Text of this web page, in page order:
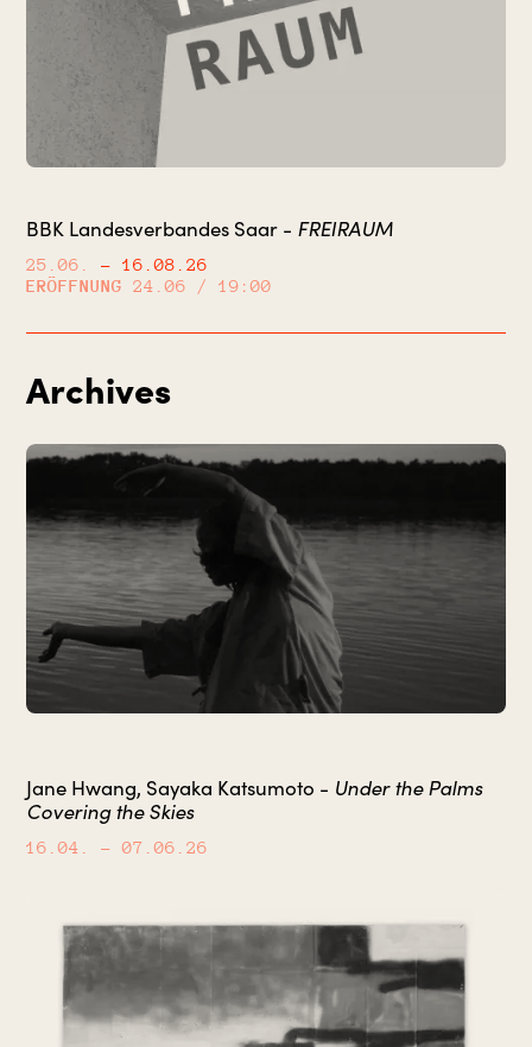
BBK Landesverbandes Saar - FREIRAUM
25.06.
– 16.08.26
ERÖFFNUNG
24.06 / 19:00
Archives
Jane Hwang, Sayaka Katsumoto - Under the Palms
Covering the Skies
16.04. – 07.06.26